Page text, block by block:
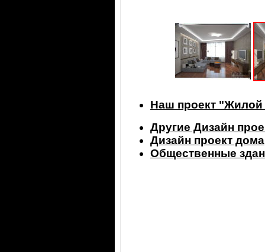
Наш проект "Жилой
Другие Дизайн
Дизайн проект дома
Общественные